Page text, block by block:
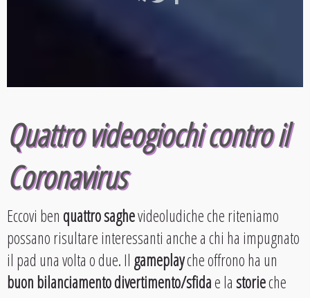
Quattro videogiochi contro il
Coronavirus
Eccovi benquattro saghevideoludiche che riteniamo
possano risultare interessanti anche a chi ha impugnato
il pad una volta o due. Il gameplayche offrono ha un
buon bilanciamento divertimento/sfidae lastorieche